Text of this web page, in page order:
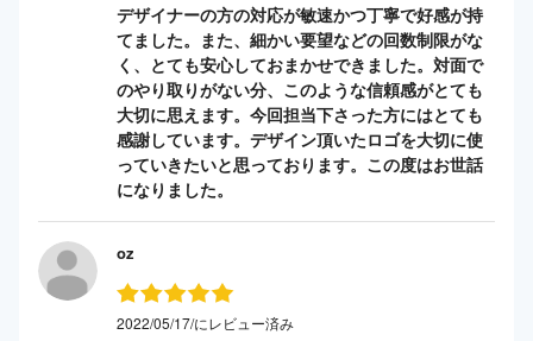
デザイナーの方の対応が敏速かつ丁寧で好感が持
てました。また、細かい要望などの回数制限がな
く、とても安心しておまかせできました。対面で
のやり取りがない分、このような信頼感がとても
大切に思えます。今回担当下さった方にはとても
感謝しています。デザイン頂いたロゴを大切に使
っていきたいと思っております。この度はお世話
になりました。
oz
2022/05/17/にレビュー済み